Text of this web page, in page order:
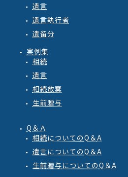
遺言
遺言執行者
遺留分
実例集
相続
遺言
相続放棄
生前贈与
Q＆Ａ
相続についてのQ ＆A
遺言についてのQ ＆A
生前贈与についてのQ ＆A